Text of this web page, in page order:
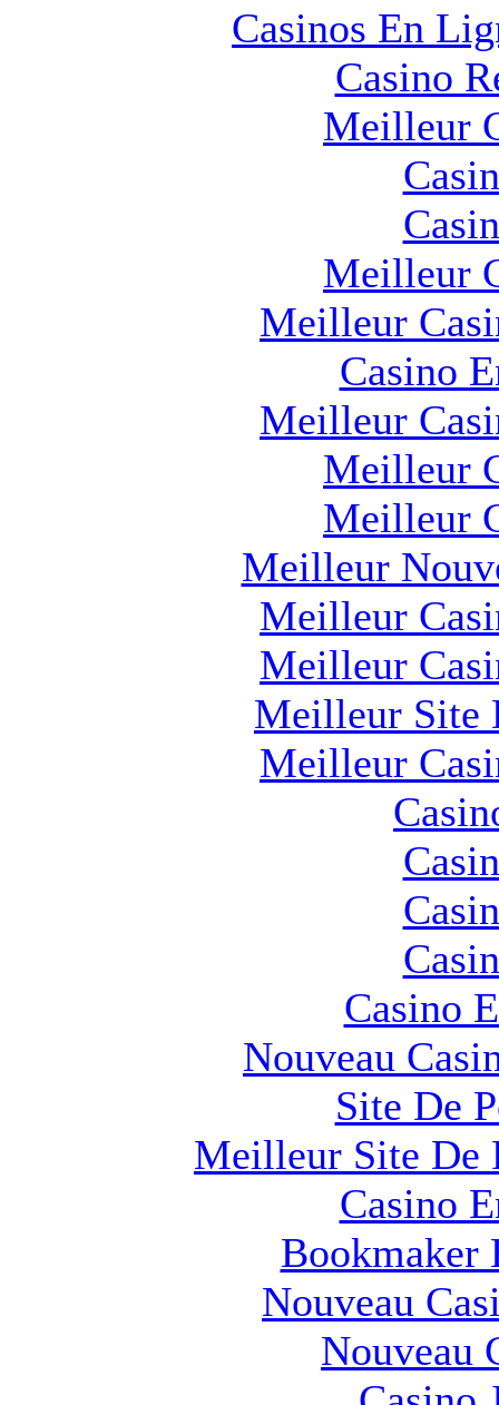
Casinos En
Casino
Meilleur
Meilleur
Meilleur
Casino
Meilleur
Meilleur
Meilleur
Meilleur
Meilleur
Meilleur
Meilleur Site
Meilleur
Casino
Nouveau
Site De
Meilleur Site De
Casino
Bookmaker
Nouveau
Nouveau